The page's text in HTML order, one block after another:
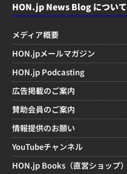
HON.jp News Blog について
メディア概要
HON.jpメールマガジン
HON.jp Podcasting
広告掲載のご案内
賛助会員のご案内
情報提供のお願い
YouTubeチャンネル
HON.jp Books（直営ショップ）